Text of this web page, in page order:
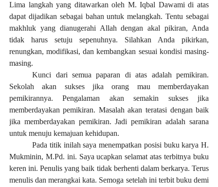
Lima langkah yang ditawarkan oleh M. Iqbal Dawami di atas
dapat dijadikan sebagai bahan untuk melangkah. Tentu sebagai
makhluk yang dianugerahi Allah dengan akal pikiran, Anda
tidak harus setuju sepenuhnya. Silahkan Anda pikirkan,
renungkan, modifikasi, dan kembangkan sesuai kondisi masing-
masing.
Kunci dari semua paparan di atas adalahpemikiran.
Sekolah akan sukses jika orang mau memberdayakan
pemikirannya. Pengalaman akan semakin sukses jika
memberdayakan pemikiran. Masalah akan teratasi dengan baik
jika memberdayakan pemikiran. Jadi pemikiran adalah sarana
untuk menuju kemajuan kehidupan.
Pada titik inilah saya menempatkan posisi buku karya H.
Mukminin, M.Pd. ini. Saya ucapkan selamat atas terbitnya buku
keren ini. Penulis yang baik tidak berhenti dalam berkarya. Terus
menulis dan merangkai kata. Semoga setelah ini terbit buku demi